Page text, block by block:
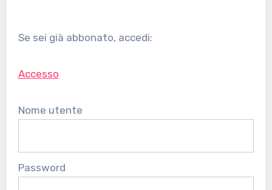
Se sei già abbonato, accedi:
Accesso
Nome utente
Password